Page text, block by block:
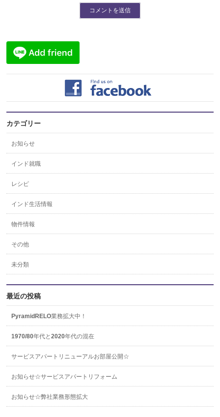
カテゴリー
お知らせ
インド就職
レシピ
インド生活情報
物件情報
その他
未分類
最近の投稿
PyramidRELO業務拡大中！
1970/80年代と2020年代の混在
サービスアパートリニューアルお部屋公開☆
お知らせ☆サービスアパートリフォーム
お知らせ☆弊社業務形態拡大